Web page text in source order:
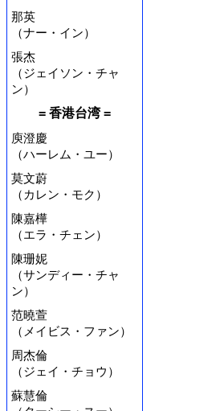
那英
（ナー・イン）
張杰
（ジェイソン・チャ
ン）
= 香港台湾 =
庾澄慶
（ハーレム・ユー）
莫文蔚
（カレン・モク）
陳嘉樺
（エラ・チェン）
陳珊妮
（サンディー・チャ
ン）
范曉萱
（メイビス・ファン）
周杰倫
（ジェイ・チョウ）
蘇慧倫